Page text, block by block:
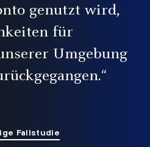
genutzt wird,
für
Umgebung
Fallstudie